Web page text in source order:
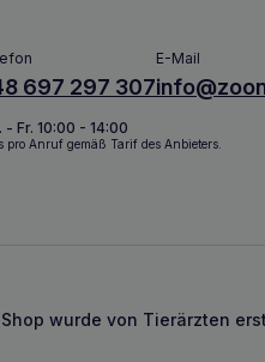
697 297 307
E-Mail
- Fr. 10:00 - 14:00
pro Anruf gemäß Tarif des Anbieters.
wurde von Tierärzten